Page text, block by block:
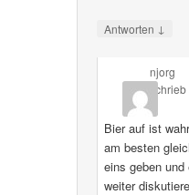
Antworten ↓
njorg
schrieb
Bier auf ist
am besten
eins geben
weiter